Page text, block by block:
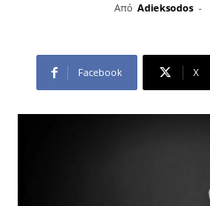
Από Adieksodos -
Facebook X